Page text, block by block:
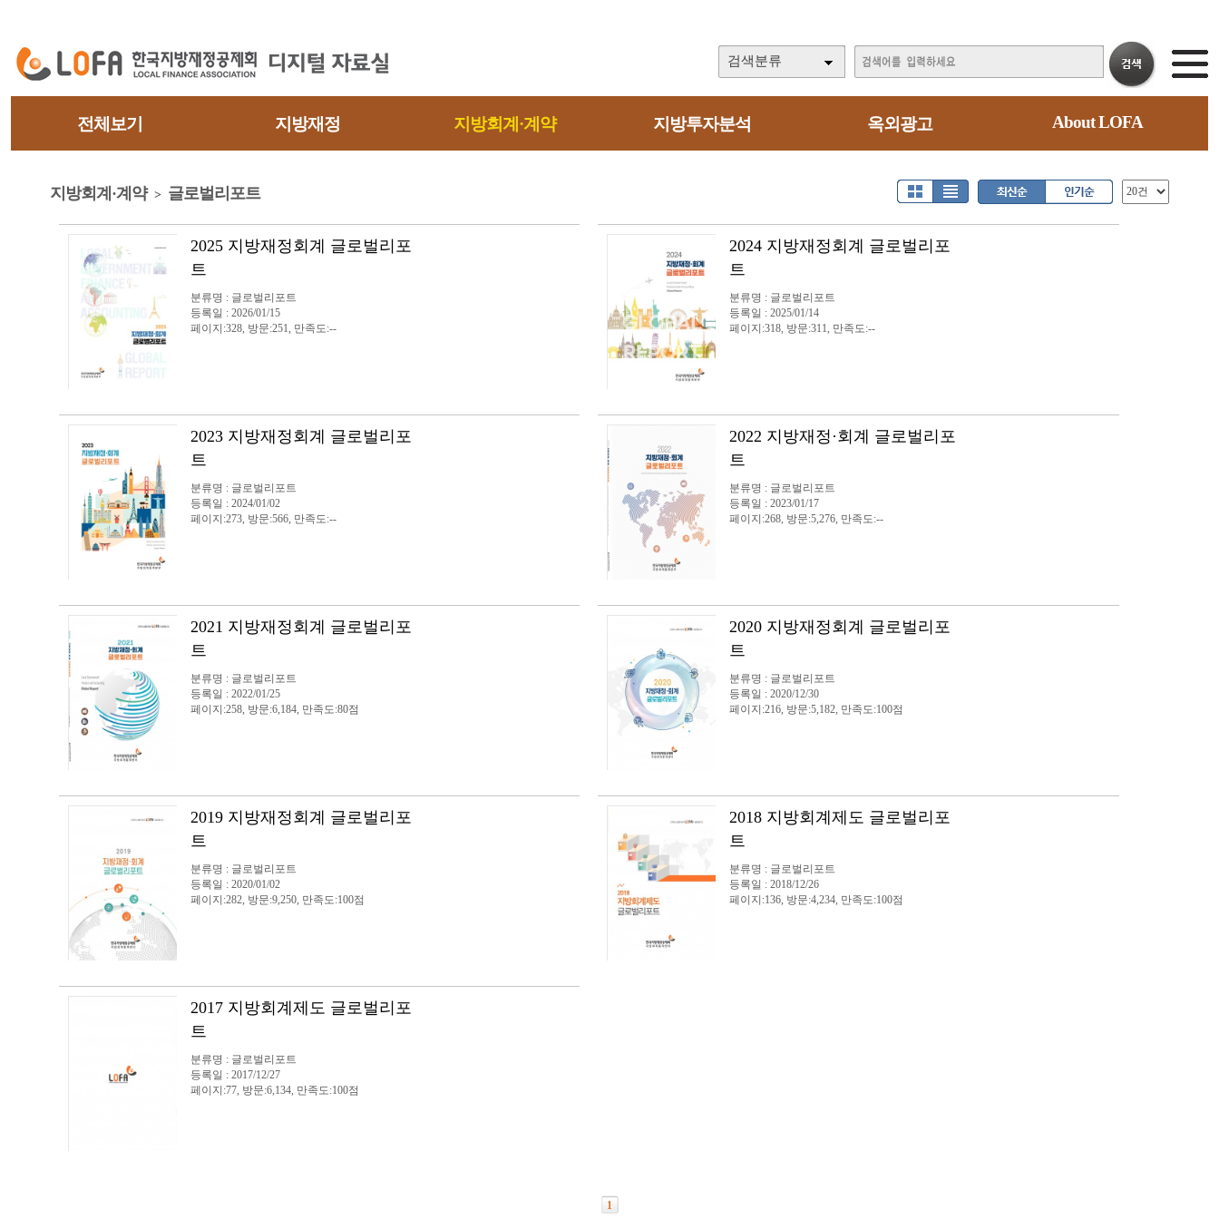
검색분류
전체보기 지방재정 지방회계·계약 지방투자분석 옥외광고 About LOFA
지방회계·계약 > 글로벌리포트
2025 지방재정회계 글로벌리포
트
분류명 : 글로벌리포트
등록일 : 2026/01/15
페이지:328, 방문:251, 만족도:--
2024 지방재정회계 글로벌리포
트
분류명 : 글로벌리포트
등록일 : 2025/01/14
페이지:318, 방문:311, 만족도:--
2023 지방재정회계 글로벌리포
트
분류명 : 글로벌리포트
등록일 : 2024/01/02
페이지:273, 방문:566, 만족도:--
2022 지방재정·회계 글로벌리포
트
분류명 : 글로벌리포트
등록일 : 2023/01/17
페이지:268, 방문:5,276, 만족도:--
2021 지방재정회계 글로벌리포
트
분류명 : 글로벌리포트
등록일 : 2022/01/25
페이지:258, 방문:6,184, 만족도:80점
2020 지방재정회계 글로벌리포
트
분류명 : 글로벌리포트
등록일 : 2020/12/30
페이지:216, 방문:5,182, 만족도:100점
2019 지방재정회계 글로벌리포
트
분류명 : 글로벌리포트
등록일 : 2020/01/02
페이지:282, 방문:9,250, 만족도:100점
2018 지방회계제도 글로벌리포
트
분류명 : 글로벌리포트
등록일 : 2018/12/26
페이지:136, 방문:4,234, 만족도:100점
2017 지방회계제도 글로벌리포
트
분류명 : 글로벌리포트
등록일 : 2017/12/27
페이지:77, 방문:6,134, 만족도:100점
1